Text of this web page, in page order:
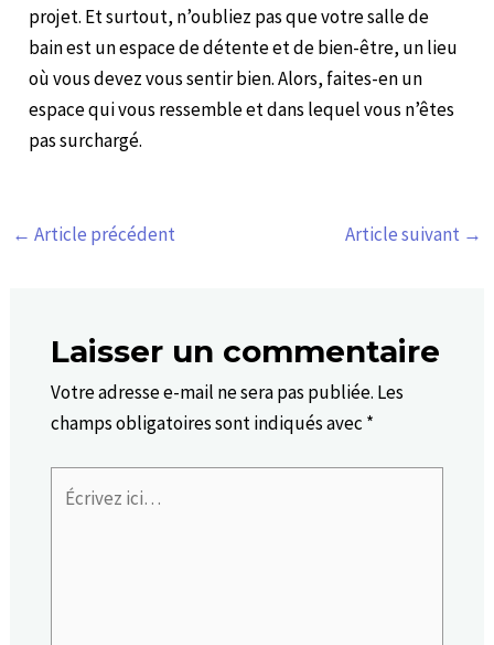
projet. Et surtout, n’oubliez pas que votre salle de
bain est un espace de détente et de bien-être, un lieu
où vous devez vous sentir bien. Alors, faites-en un
espace qui vous ressemble et dans lequel vous n’êtes
pas surchargé.
← Article précédent Article suivant →
Laisser un commentaire
Votre adresse e-mail ne sera pas publiée. Les
champs obligatoires sont indiqués avec *
Écrivez
ici…